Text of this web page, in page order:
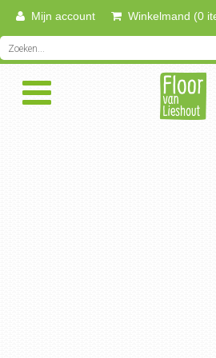
Mijn account Winkelmand (0